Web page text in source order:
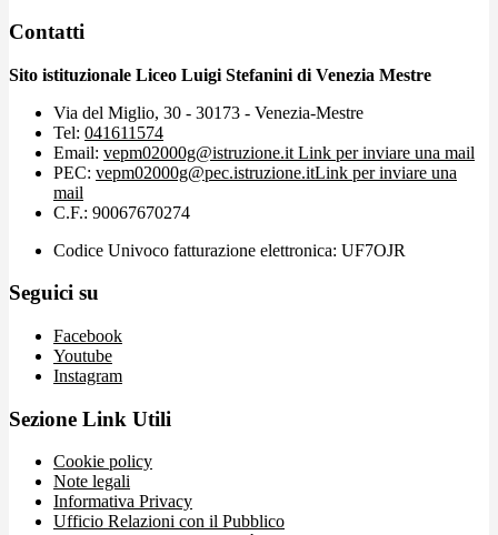
Contatti
Sito istituzionale Liceo Luigi Stefanini di Venezia Mestre
Via del Miglio, 30 - 30173 - Venezia-Mestre
Tel: 041611574
Email: vepm02000g@istruzione.it Link per inviare una mail
PEC: vepm02000g@pec.istruzione.itLink per inviare una
mail
C.F.: 90067670274
Codice Univoco fatturazione elettronica: UF7OJR
Seguici su
Facebook
Youtube
Instagram
Sezione Link Utili
Cookie policy
Note legali
Informativa Privacy
Ufficio Relazioni con il Pubblico